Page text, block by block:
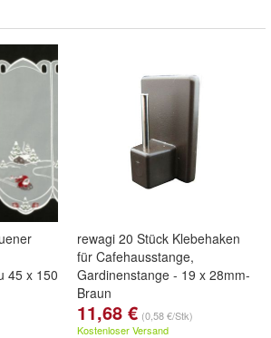
45 x 150
rewagi 20 Stück Klebehaken
für Cafehausstange,
Gardinenstange - 19 x 28mm-
Braun
11,68 € (0,58 €/Stk)
Kostenloser Versand